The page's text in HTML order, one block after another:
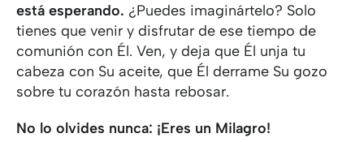
está esperando. ¿Puedes imaginártelo? Solo
tienes que venir y disfrutar de ese tiempo de
comunión con Él. Ven, y deja que Él unja tu
cabeza con Su aceite, que Él derrame Su gozo
sobre tu corazón hasta rebosar.
No lo olvides nunca: ¡Eres un Milagro!